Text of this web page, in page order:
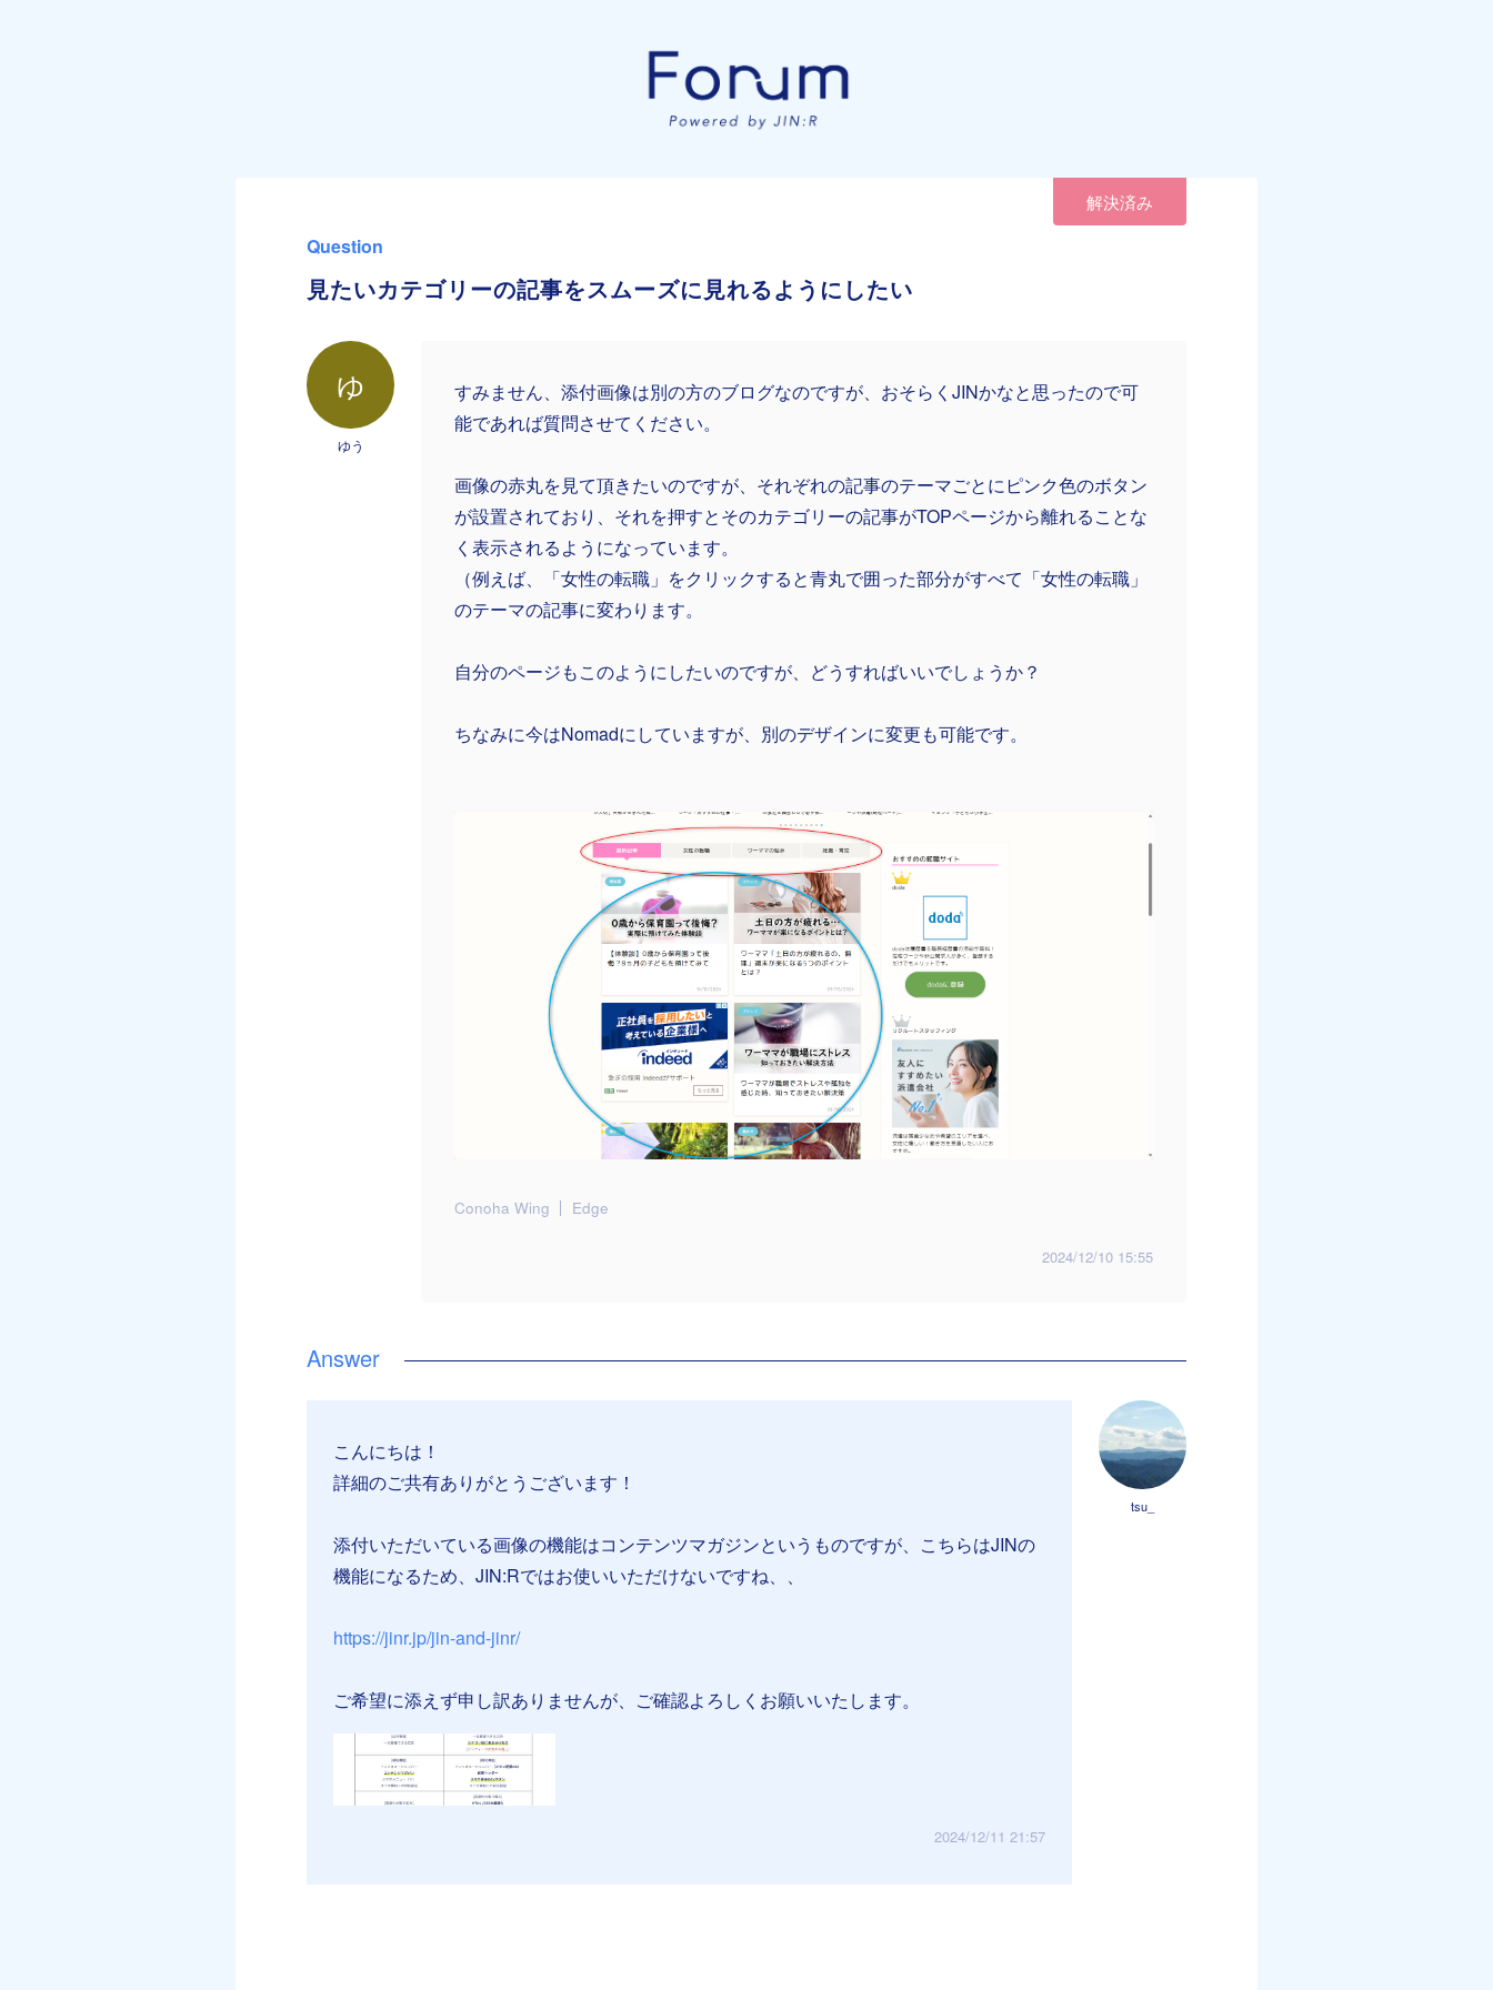
解決済み
Question
見たいカテゴリーの記事をスムーズに見れるようにしたい
ゆ
ゆう
すみません、添付画像は別の方のブログなのですが、おそらくJINかなと思ったので可
能であれば質問させてください。
画像の赤丸を見て頂きたいのですが、それぞれの記事のテーマごとにピンク色のボタン
が設置されており、それを押すとそのカテゴリーの記事がTOPページから離れることな
く表示されるようになっています。
（例えば、「女性の転職」をクリックすると青丸で囲った部分がすべて「女性の転職」
のテーマの記事に変わります。
自分のページもこのようにしたいのですが、どうすればいいでしょうか？
ちなみに今はNomadにしていますが、別のデザインに変更も可能です。
Conoha Wing Edge
2024/12/10 15:55
tsu_
こんにちは！
詳細のご共有ありがとうございます！
添付いただいている画像の機能はコンテンツマガジンというものですが、こちらはJINの
機能になるため、JIN:Rではお使いいただけないですね、、
https://jinr.jp/jin-and-jinr/
ご希望に添えず申し訳ありませんが、ご確認よろしくお願いいたします。
2024/12/11 21:57